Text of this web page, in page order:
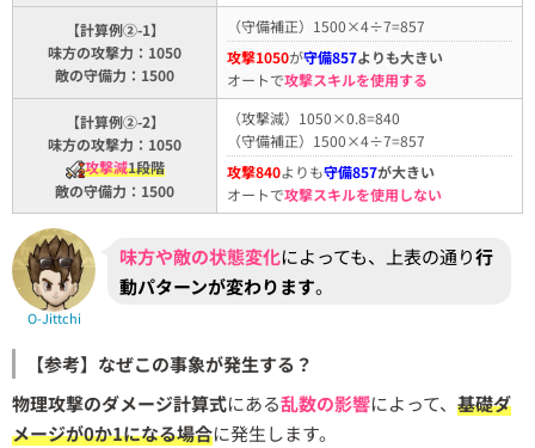
【計算例②-1】
味方の攻撃力：1050
敵の守備力：1500
（守備補正）1500×4÷7=857
攻撃1050が守備857よりも大きい
オートで攻撃スキルを使用する
【計算例②-2】
味方の攻撃力：1050
攻撃減1段階
敵の守備力：1500
（攻撃減）1050×0.8=840
（守備補正）1500×4÷7=857
攻撃840よりも守備857が大きい
オートで攻撃スキルを使用しない
O-Jittchi
味方や敵の状態変化によっても、上表の通り行
動パターンが変わります。
【参考】なぜこの事象が発生する？
物理攻撃のダメージ計算式にある乱数の影響によって、 基礎ダ
メージが0か1になる場合に発生します。